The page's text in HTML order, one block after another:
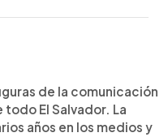
de la comunicación
El Salvador. La
años en los medios y